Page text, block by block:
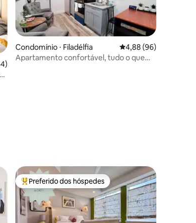
avaliação média de 5, 64 avaliações
Condomínio ⋅ Filadélfia 4,88 de uma
4,88 (96)
Apartamento confortável, tudo o que
Entre os melhores preferidos dos hóspedes
Preferido dos hóspedes